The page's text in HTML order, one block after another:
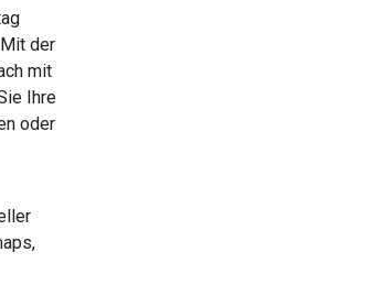
der
mit
Ihre
oder